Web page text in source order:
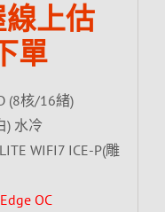
上估
單
(8核/16緒)
) 水冷
WIFI7 ICE-P(雕
OC